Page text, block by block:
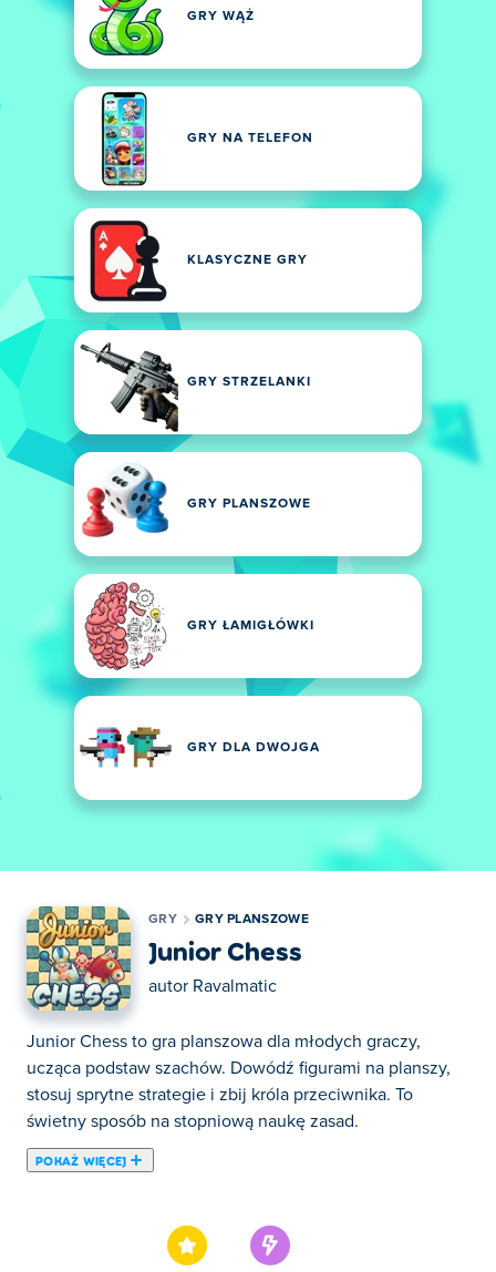
GRY WĄŻ
GRY NA TELEFON
KLASYCZNE GRY
GRY STRZELANKI
GRY PLANSZOWE
GRY ŁAMIGŁÓWKI
GRY DLA DWOJGA
GRY GRY PLANSZOWE
Junior Chess
autor Ravalmatic
Junior Chess to gra planszowa dla młodych graczy,
ucząca podstaw szachów. Dowódź figurami na planszy,
stosuj sprytne strategie i zbij króla przeciwnika. To
świetny sposób na stopniową naukę zasad.
POKAŻ WIĘCEJ